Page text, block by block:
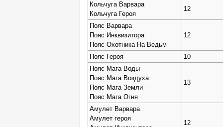
Кольчуга Варвара
Кольчуга Героя
12
Пояс Варвара
Пояс Инквизитора
Пояс Охотника На Ведьм
12
Пояс Героя
10
Пояс Мага Воды
Пояс Мага Воздуха
Пояс Мага Земли
Пояс Мага Огня
13
Амулет Варвара
Амулет героя
12